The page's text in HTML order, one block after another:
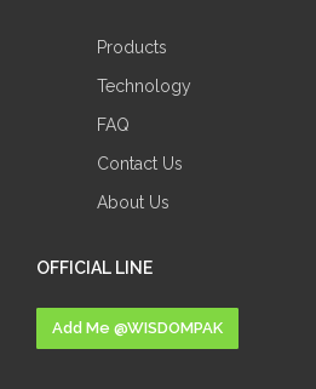
Products
Technology
FAQ
Contact Us
About Us
OFFICIAL LINE
Add Me @WISDOMPAK